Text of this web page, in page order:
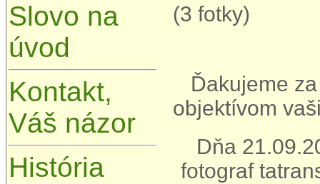
Slovo na
úvod
Kontakt,
Váš názor
História
(3 fotky)
Ďakujeme
objektívom
Dňa
fotograf